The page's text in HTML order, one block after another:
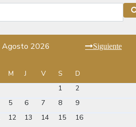
Agosto 2026 Siguiente
M J V S
D
1
2
5 6 7 8
9
12 13 14 15
16